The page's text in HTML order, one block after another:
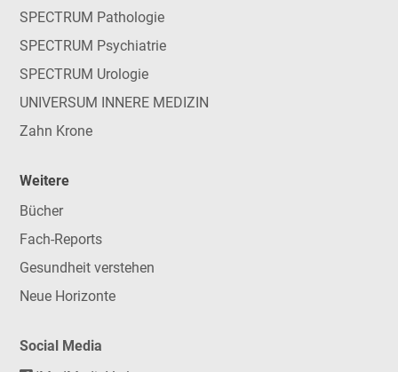
SPECTRUM Pathologie
SPECTRUM Psychiatrie
SPECTRUM Urologie
UNIVERSUM INNERE MEDIZIN
Zahn Krone
Weitere
Bücher
Fach-Reports
Gesundheit verstehen
Neue Horizonte
Social Media